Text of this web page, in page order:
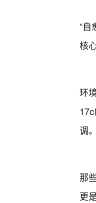
“自
核
环
调
那
更